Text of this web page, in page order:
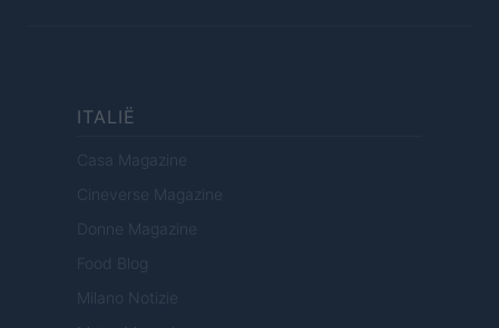
ITALIË
Casa Magazine
Cineverse Magazine
Donne Magazine
Food Blog
Milano Notizie